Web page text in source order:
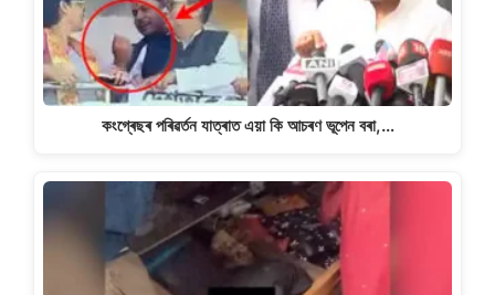
কংগ্ৰেছৰ পৰিৱৰ্তন যাত্ৰাত এয়া কি আচৰণ ভূপেন বৰা,…